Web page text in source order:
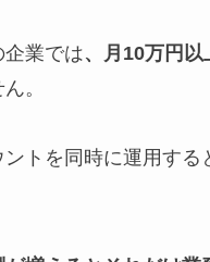
企業では、月10万円以
。
トを同時に運用する